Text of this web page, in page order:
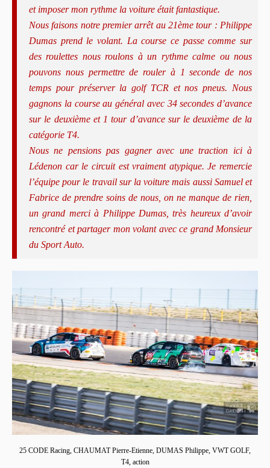
et imposer mon rythme la voiture était fantastique.
Nous faisons notre premier arrêt au 21ème tour : Philippe
Dumas prend le volant. La course ce passe comme sur
des roulettes nous roulons à un rythme calme ou nous
pouvons nous permettre de rouler à 1 seconde de nos
temps pour préserver la golf TCR et nos pneus. Nous
gagnons la course au général avec 34 secondes d’avance
sur le deuxième et 1 tour d’avance sur le deuxième de la
catégorie T4.
Nous ne pensions pas gagner avec une traction ici à
Lédenon car le circuit est vraiment atypique. Je remercie
l’équipe pour le travail sur la voiture mais aussi Samuel et
Fabrice de prendre soins de nous, on ne manque de rien,
un grand merci à Philippe Dumas, très heureux d’avoir
rencontré et partager mon volant avec ce grand Monsieur
du Sport Auto.
25 CODE Racing, CHAUMAT Pierre-Etienne, DUMAS Philippe, VWT GOLF,
T4, action